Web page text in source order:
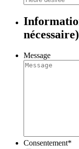
nécessaire)
Message
Consentement*